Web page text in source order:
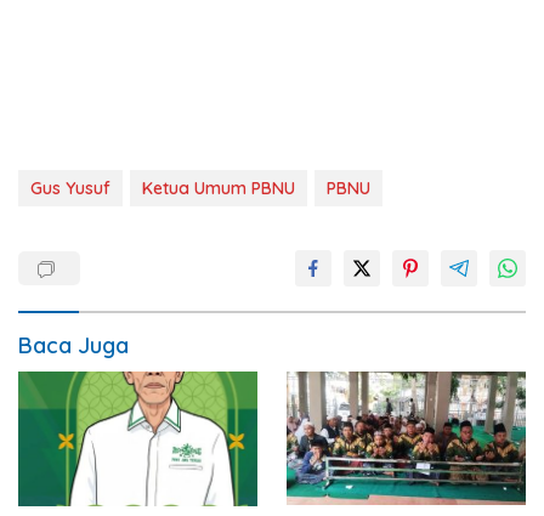
Gus Yusuf Ketua Umum PBNU PBNU
Baca Juga